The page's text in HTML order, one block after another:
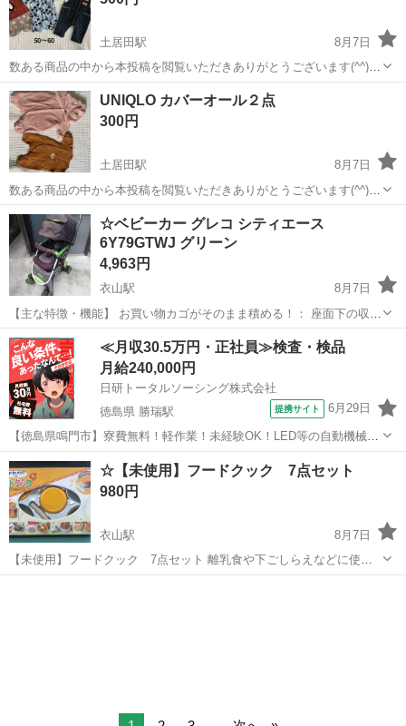
土居田駅
8月7日
数ある商品の中から本投稿を閲覧いただきありがとうございます(^^)
多少の色褪せや毛玉等ございますが、まだまだご使用いただけるかと
思います。 中古品、自宅保管であることをご了承のうえご検討をお願
いいたします。
愛媛 松山市
UNIQLO カバーオール２点
300円
土居田駅
8月7日
数ある商品の中から本投稿を閲覧いただきありがとうございます(^^)
多少の色褪せや毛玉はありますが、まだまだご使用いただけるかと思
います。 ・ピンク色…UNIQLOファーフリースオールインワン ・く
ま…UNIQLOキル...
愛媛 松山市 土居田駅 ベビー用品
☆ベビーカー グレコ シティエース
6Y79GTWJ グリーン
4,963円
衣山駅
8月7日
​【主な特徴・機能】 ​お買い物カゴがそのまま積める！： 座面下の収納
スペースが非常に大きく、スーパーの買い物カゴをそのまま載せられ
る「買い物カゴ受」機能付き。お買い物に非常に便利です。 ​軽量＆ハ
イシート： 5.0...
愛媛 松山市 衣山駅 ベビー用品 買い物カゴ
≪月収30.5万円・正社員≫検査・検品
月給240,000円
日研トータルソーシング株式会社
徳島県 勝瑞駅
提携サイト 6月29日
【徳島県鳴門市】寮費無料！軽作業！未経験OK！LED等の自動機械加
工・検査・梱包・データ入力《お仕事No.NS0560》 お仕事について ス
マートフォンやパソコン、車などに使われるLED等の電子部品の製造
とそれに付帯する作...
徳島 鳴門市 勝瑞駅 その他
☆【未使用】フードクック 7点セット
980円
衣山駅
8月7日
【未使用】フードクック 7点セット 離乳食や下ごしらえなどに使え
ます。 未使用品ですが、リユース品の為、ご理解いただける方でお願